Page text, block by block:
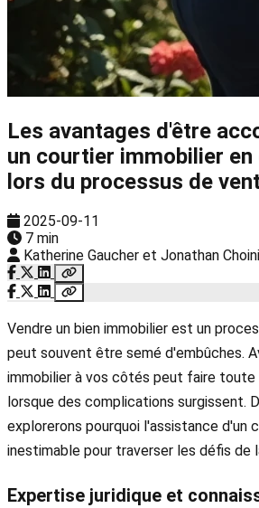
Les avantages d'être
un courtier immobilier en
lors du processus de
2025-09-11
7 min
Katherine Gaucher et Jonathan
Vendre un bien immobilier est un
peut souvent être semé d'embûches.
immobilier à vos côtés peut faire
lorsque des complications surgissent.
explorerons pourquoi l'assistance d'un
inestimable pour traverser les défis de
Expertise juridique et